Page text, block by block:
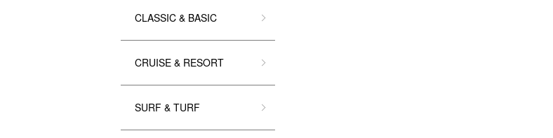
CLASSIC & BASIC
CRUISE & RESORT
SURF & TURF